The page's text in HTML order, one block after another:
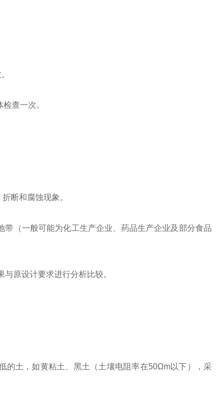
查一次。
断和腐蚀现象。
（一般可能为化工生产企业、药品生产企业及部分食品
原设计要求进行分析比较。
土，如黄粘土、黑土（土壤电阻率在50Ωm以下），采